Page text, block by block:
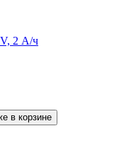
2 А/ч
в корзине